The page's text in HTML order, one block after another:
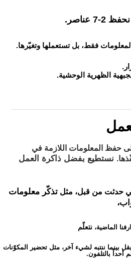
نحفظ 2-7 عناصر.
فقط، بل تستعملها وتغيّرها.
الظهرية الوحشية.
حفظ المعلومات اللازمة في
نستطيع بفضل ذاكرة العمل
حدثت من قبل، مثل تذكّر معلومات
الماضية، نتعلّم
بينما ننتبه لشيء آخر، مثل تحضير المكوّنات
أحداً بالتلفون.